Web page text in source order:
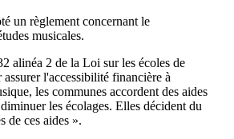
un règlement concernant le
musicales.
alinéa 2 de la Loi sur les écoles de
l'accessibilité financière à
les communes accordent des aides
les écolages. Elles décident du
de ces aides ».